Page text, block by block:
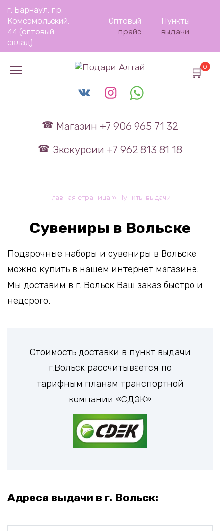
Перейти
содержанию
г. Барнаул, пр.
Комсомольский,
44 (оптовый
склад)
Оптовый
прайс
Пункты
выдачи
Магазин +7 906 965 71 32
Экскурсии +7 962 813 81 18
0
Главная страница » Пункты выдачи
Сувениры в Вольске
Подарочные наборы и сувениры в Вольске
можно купить в нашем интернет магазине.
Мы доставим в г. Вольск Ваш заказ быстро и
недорого.
Стоимость доставки в пункт выдачи
г.Вольск рассчитывается по
тарифным планам транспортной
компании «СДЭК»
Адреса выдачи в г. Вольск: